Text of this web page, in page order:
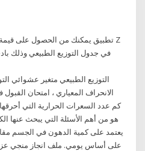
في جدول التوزيع الطبيعي وذلك
التوزيع الطبيعي متغير عشوائي
الانحراف المعياري ، امتحان
هو من أهم الأسئلة التي يبحث عنها
يعتمد على كمية الدهون في الجسم
على أساس يومي. ملف انجاز منجي